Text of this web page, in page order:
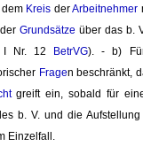
Kreis der Arbeitnehmer
Grundsätze über das b.
I Nr. 12 BetrVG). - b) Für
Fragen beschränkt,
greift ein, sobald für
b. V. und die
Einzelfall.